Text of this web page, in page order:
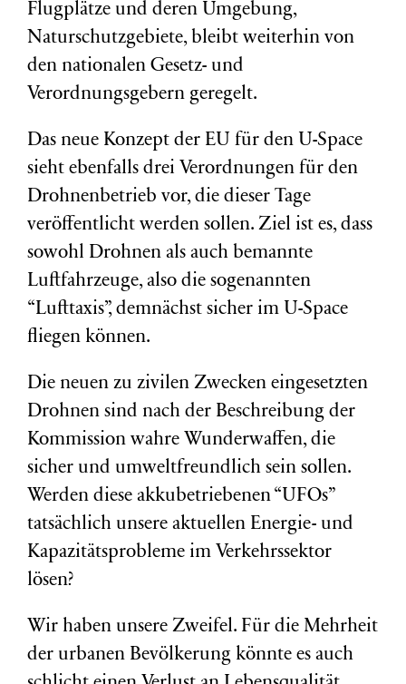
Flugplätze und deren Umgebung,
Naturschutzgebiete, bleibt weiterhin von
den nationalen Gesetz- und
Verordnungsgebern geregelt.
Das neue Konzept der EU für den U-Space
sieht ebenfalls drei Verordnungen für den
Drohnenbetrieb vor, die dieser Tage
veröffentlicht werden sollen. Ziel ist es, dass
sowohl Drohnen als auch bemannte
Luftfahrzeuge, also die sogenannten
“Lufttaxis”, demnächst sicher im U-Space
fliegen können.
Die neuen zu zivilen Zwecken eingesetzten
Drohnen sind nach der Beschreibung der
Kommission wahre Wunderwaffen, die
sicher und umweltfreundlich sein sollen.
Werden diese akkubetriebenen “UFOs”
tatsächlich unsere aktuellen Energie- und
Kapazitätsprobleme im Verkehrssektor
lösen?
Wir haben unsere Zweifel. Für die Mehrheit
der urbanen Bevölkerung könnte es auch